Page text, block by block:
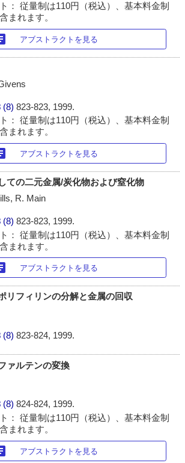
： 従量制は110円（税込）、基本料金制
まれます。
アブストラクトを見る
(8)823-823, 1999.
： 従量制は110円（税込）、基本料金制
まれます。
アブストラクトを見る
ての二元金属/炭化物および窒化物
R. Main
(8)823-823, 1999.
： 従量制は110円（税込）、基本料金制
まれます。
アブストラクトを見る
リフィリンの分解と金属の回収
(8)823-824, 1999.
ァルテンの変換
(8)824-824, 1999.
： 従量制は110円（税込）、基本料金制
まれます。
アブストラクトを見る